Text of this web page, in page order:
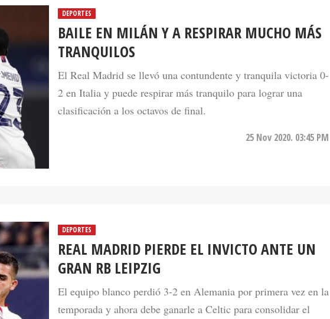
BAILE EN MILÁN Y A RESPIRAR MUCHO MÁS
TRANQUILOS
El Real Madrid se llevó una contundente y tranquila victoria 0-
2 en Italia y puede respirar más tranquilo para lograr una
clasificación a los octavos de final.
REAL MADRID PIERDE EL INVICTO ANTE UN
GRAN RB LEIPZIG
El equipo blanco perdió 3-2 en Alemania por primera vez en la
temporada y ahora debe ganarle a Celtic para consolidar el
primer lugar de su grupo.